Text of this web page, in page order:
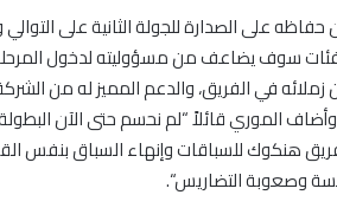
على الصدارة للجولة الثانية على
سوف يضاعف من مسؤوليته لدخول المرحلة
في الفريق، والدعم المميز له من
الموري قائلاً “لم نحسم حتى الآن
هنكوك للسباقات وإنهاء السباق بنفس
وصعوبة التضاريس“.